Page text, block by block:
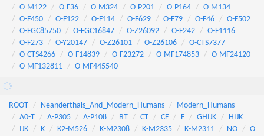
O-M122
O-F36 O-M324 O-P201 O-P164
O-M134
O-F450
O-F122 O-F114 O-F629 O-F79 O-F46
O-F502
O-FGC85750
O-FGC16847 O-Z26092 O-F242
O-F1116
O-F273
O-Y20147 O-Z26101 O-Z26106
O-CTS7377
O-CTS4266
O-F14839 O-F23272 O-MF174853
O-MF24120
O-MF132811
O-MF445540
ROOT Neanderthals_And_Modern_Humans
Modern_Humans
A0-T
A-P305 A-P108 BT CT CF F GHIJK
HIJK
IJK
K K2-M526 K-M2308 K-M2335 K-M2311 NO
O